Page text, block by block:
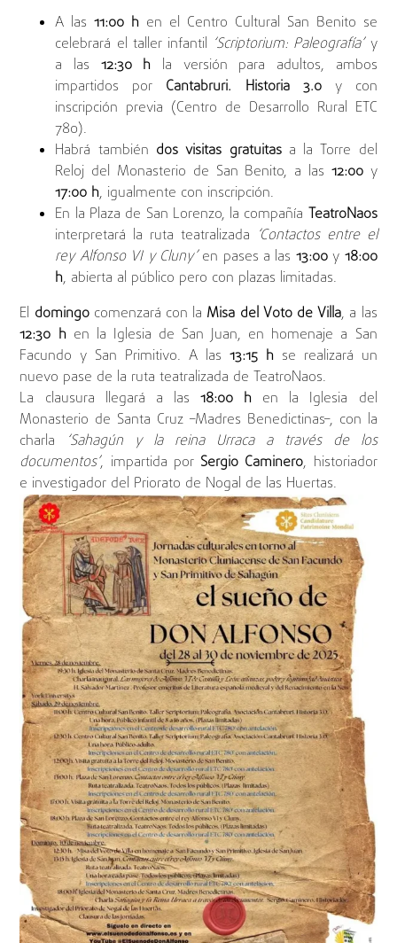
A las11:00 h en el Centro Cultural San Benito se
celebrará el taller infantil ‘Scriptorium: Paleografía’y
a las 12:30 h la versión para adultos, ambos
impartidos por Cantabruri. Historia 3.0y con
inscripción previa (Centro de Desarrollo Rural ETC
780).
Habrá también dos visitas gratuitasa la Torre del
Reloj del Monasterio de San Benito, a las 12:00y
17:00 h, igualmente con inscripción.
En la Plaza de San Lorenzo, la compañía TeatroNaos
interpretará la ruta teatralizada ‘Contactos entre el
rey Alfonso VI y Cluny’en pases a las 13:00y 18:00
h, abierta al público pero con plazas limitadas.
El domingocomenzará con la Misa del Voto de Villa, a las
12:30 hen la Iglesia de San Juan, en homenaje a San
Facundo y San Primitivo. A las 13:15 hse realizará un
nuevo pase de la ruta teatralizada de TeatroNaos.
La clausura llegará a las 18:00 h en la Iglesia del
Monasterio de Santa Cruz –Madres Benedictinas–, con la
charla
‘Sahagún y la reina Urraca a través de los
documentos’, impartida por Sergio Caminero, historiador
e investigador del Priorato de Nogal de las Huertas.